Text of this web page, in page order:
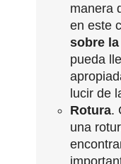
manera
en este
sobre
pueda
lucir de
Rotura.
una